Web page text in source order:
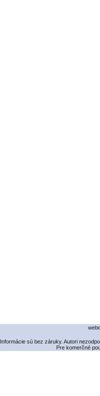
Informácie sú bez záruky. Autori
Pre komerčné